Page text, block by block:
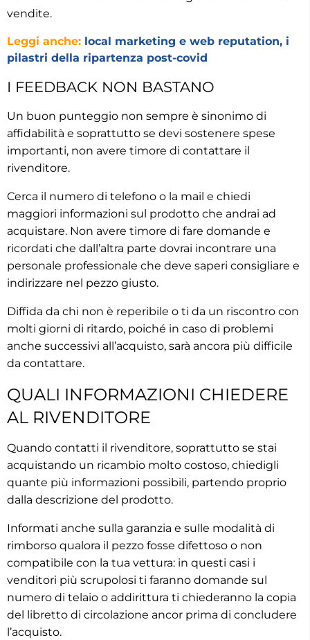
vendite.
Leggi anche: local marketing e web reputation, i
pilastri della ripartenza post-covid
I FEEDBACK NON BASTANO
Un buon punteggio non sempre è sinonimo di
affidabilità e soprattutto se devi sostenere spese
importanti, non avere timore di contattare il
rivenditore.
Cerca il numero di telefono o la mail e chiedi
maggiori informazioni sul prodotto che andrai ad
acquistare. Non avere timore di fare domande e
ricordati che dall’altra parte dovrai incontrare una
personale professionale che deve saperi consigliare e
indirizzare nel pezzo giusto.
Diffida da chi non è reperibile o ti da un riscontro con
molti giorni di ritardo, poiché in caso di problemi
anche successivi all’acquisto, sarà ancora più difficile
da contattare.
QUALI INFORMAZIONI CHIEDERE
AL RIVENDITORE
Quando contatti il rivenditore, soprattutto se stai
acquistando un ricambio molto costoso, chiedigli
quante più informazioni possibili, partendo proprio
dalla descrizione del prodotto.
Informati anche sulla garanzia e sulle modalità di
rimborso qualora il pezzo fosse difettoso o non
compatibile con la tua vettura: in questi casi i
venditori più scrupolosi ti faranno domande sul
numero di telaio o addirittura ti chiederanno la copia
del libretto di circolazione ancor prima di concludere
l’acquisto.